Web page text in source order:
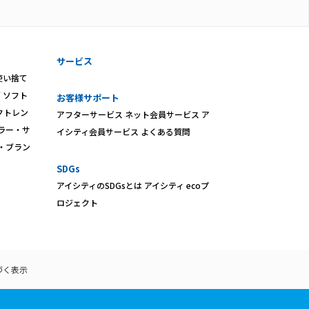
い捨て
ソフト
トレン
ー・サ
ブラン
サービス
お客様サポート
アフターサービス ネット会員サービス ア
イシティ会員サービス よくある質問
SDGs
アイシティのSDGsとは アイシティ ecoプ
ロジェクト
く表示